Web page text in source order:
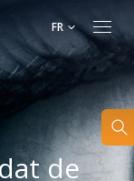
FR
de